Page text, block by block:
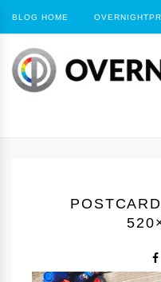
BLOG HOME